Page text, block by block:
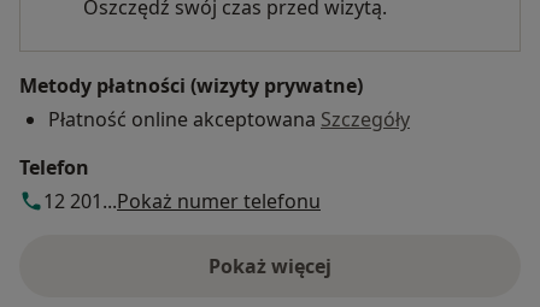
Oszczędź swój czas przed wizytą.
Metody płatności (wizyty prywatne)
Płatność online akceptowana Szczegóły
Telefon
12 201...Pokaż numer telefonu
Pokaż więcej
o adresie